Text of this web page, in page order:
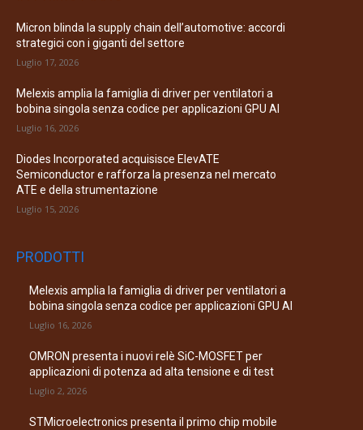
Micron blinda la supply chain dell’automotive: accordi
strategici con i giganti del settore
Luglio 17, 2026
Melexis amplia la famiglia di driver per ventilatori a
bobina singola senza codice per applicazioni GPU AI
Luglio 16, 2026
Diodes Incorporated acquisisce ElevATE
Semiconductor e rafforza la presenza nel mercato
ATE e della strumentazione
Luglio 15, 2026
PRODOTTI
Melexis amplia la famiglia di driver per ventilatori a
bobina singola senza codice per applicazioni GPU AI
Luglio 16, 2026
OMRON presenta i nuovi relè SiC-MOSFET per
applicazioni di potenza ad alta tensione e di test
Luglio 2, 2026
STMicroelectronics presenta il primo chip mobile